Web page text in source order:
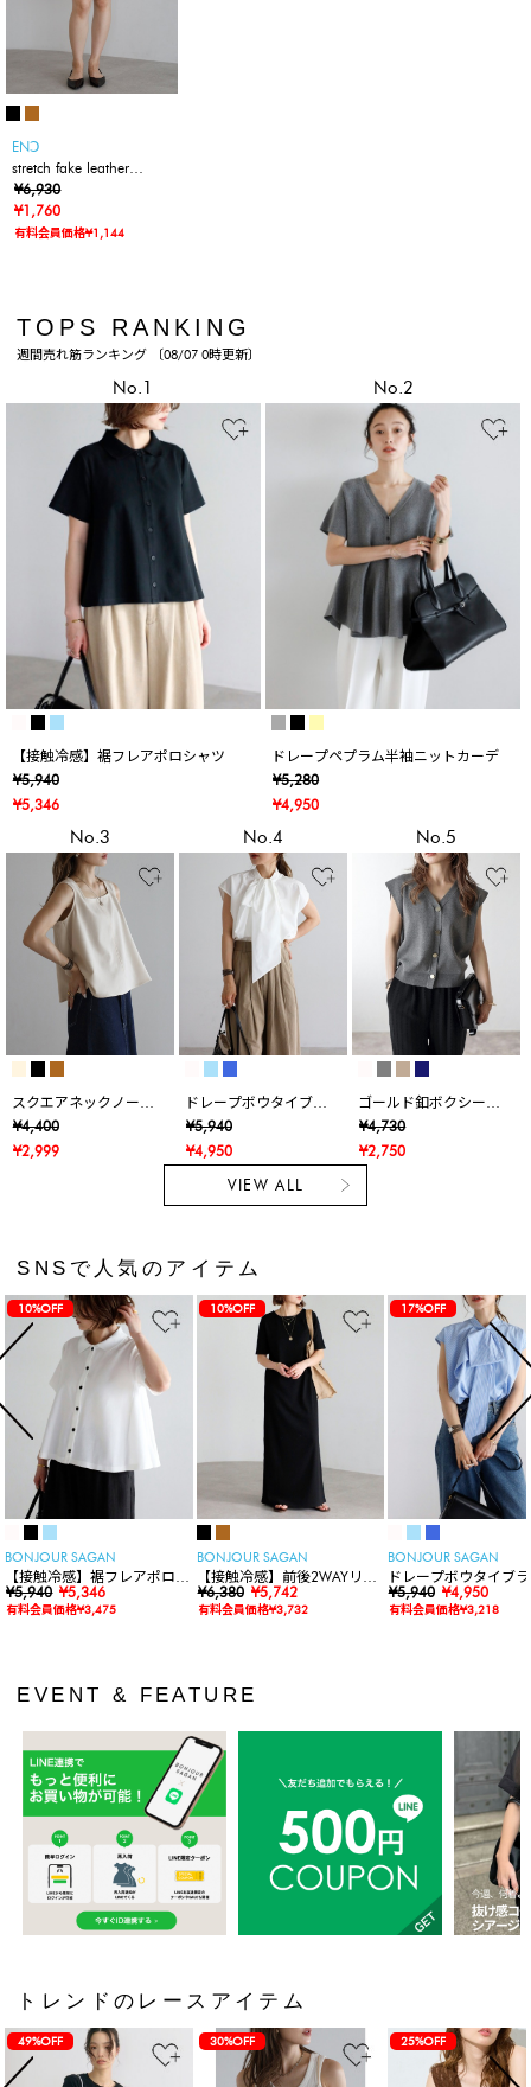
ENↃ
stretch fake leather
bermuda pants / ストレ
ッチフェイクレザーバミ
ューダパンツ
¥6,930
¥1,760
有料会員価格¥1,144
TOPS RANKING
週間売れ筋ランキング 〔08/07 0時更新〕
No.1
【接触冷感】裾フレアポロシャツ
¥5,940
¥5,346
No.2
ドレープペプラム半袖ニットカーデ
¥5,280
¥4,950
No.3
スクエアネックノース
リブラウス
¥4,400
¥2,999
No.4
ドレープボウタイブラ
ウス
¥5,940
¥4,950
No.5
ゴールド釦ボクシーニ
ットベスト
¥4,730
¥2,750
VIEW ALL
SNSで人気のアイテム
10%OFF
BONJOUR SAGAN
【接触冷感】裾フレアポロシ
ャツ
¥5,940 ¥5,346
有料会員価格¥3,475
10%OFF
BONJOUR SAGAN
【接触冷感】前後2WAYリブ
カットワンピース
¥6,380 ¥5,742
有料会員価格¥3,732
17%OFF
BONJOUR SAGAN
ドレープボウタイブ
ス
¥5,940 ¥4,950
有料会員価格¥3,218
EVENT & FEATURE
トレンドのレースアイテム
49%OFF 30%OFF 25%OFF